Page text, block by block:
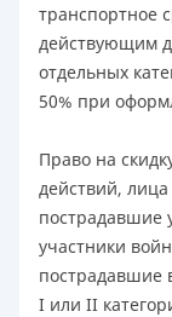
транспортное
действующим
отдельных
50% при
Право на
действий,
пострадавшие
участники
пострадавшие
I или II